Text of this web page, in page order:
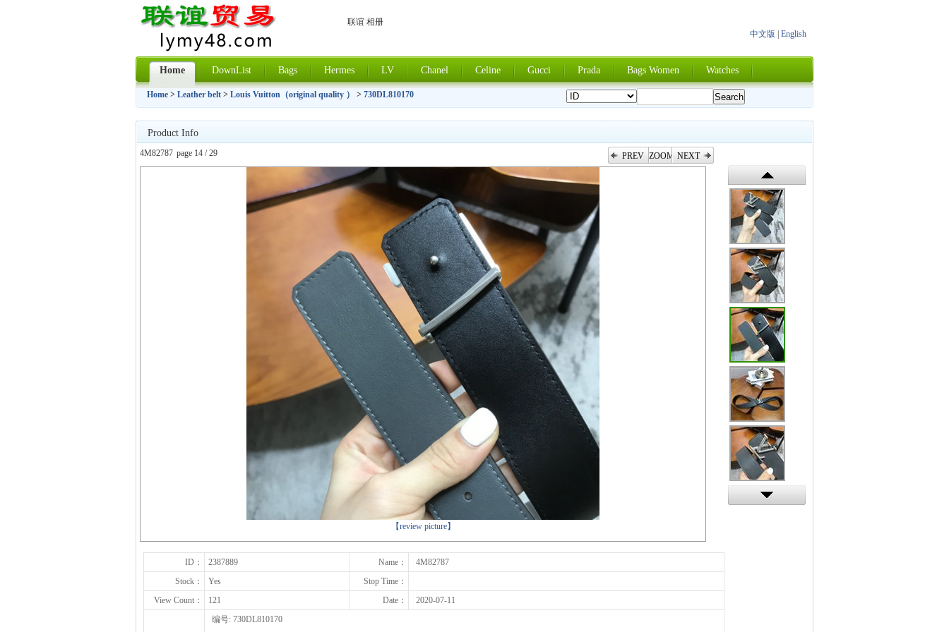
联谊 相册
中文版
English
Home DownList Bags Hermes LV Chanel Celine Gucci Prada Bags Women Watches
Home > Leather belt > Louis Vuitton（original quality ） > 730DL810170
Product Info
4M82787 page 14 / 29 PREV ZOOM NEXT
【review picture】
下一张
ID： 2387889 Name：
4M82787
Stock：
Yes
Stop Time：
View Count：
121 Date：
2020-07-11
编号: 730DL810170